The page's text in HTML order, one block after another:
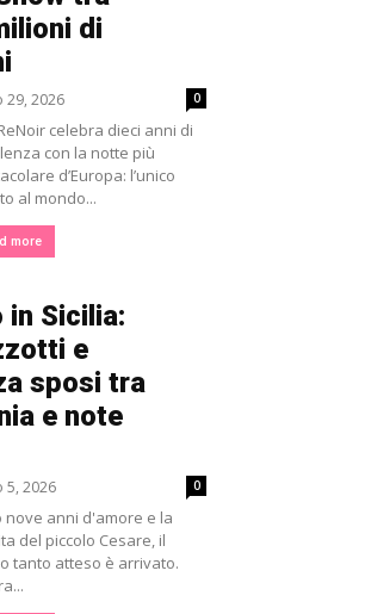
di
29, 2026 0
celebra dieci anni di
con la notte più
d’Europa: l’unico
al mondo...
more
in Sicilia:
e
sposi tra
e note
5, 2026 0
nove anni d'amore e la
del piccolo Cesare, il
tanto atteso è arrivato.